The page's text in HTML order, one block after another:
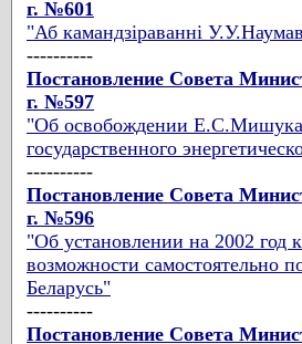
г. №601
"Аб камандзiраваннi
----------
Постановление Совета
г. №597
"Об освобождении Е.С.Мишука
государственного
----------
Постановление Совета
г. №596
"Об установлении на 2002
возможности самостоятельно
Беларусь"
----------
Постановление Совета